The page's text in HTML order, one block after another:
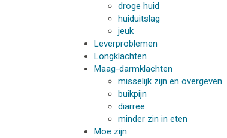
droge huid
huiduitslag
jeuk
Leverproblemen
Longklachten
Maag-darmklachten
misselijk zijn en overgeven
buikpijn
diarree
minder zin in eten
Moe zijn